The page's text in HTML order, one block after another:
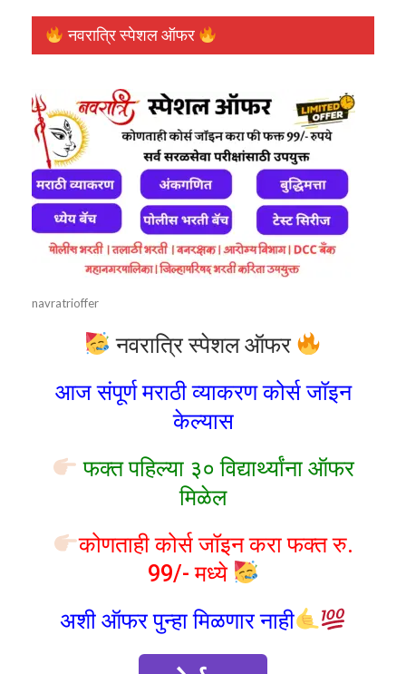
नवरात्रि स्पेशल ऑफर
navratrioffer
नवरात्रि स्पेशल ऑफर
आज संपूर्ण मराठी व्याकरण कोर्स जॉइन
केल्यास
फक्त पहिल्या ३० विद्यार्थ्यांना ऑफर
मिळेल
कोणताही कोर्स जॉइन करा फक्त रु.
99/- मध्ये
अशी ऑफर पुन्हा मिळणार नाही